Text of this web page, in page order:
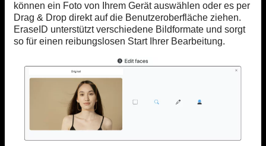
können ein Foto von Ihrem Gerät auswählen oder es per
Drag & Drop direkt auf die Benutzeroberfläche ziehen.
EraseID unterstützt verschiedene Bildformate und sorgt
so für einen reibungslosen Start Ihrer Bearbeitung.